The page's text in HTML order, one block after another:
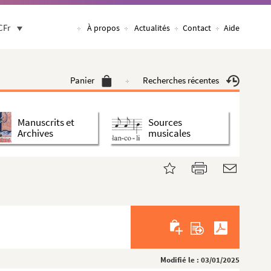
À propos Actualités Contact Aide
Panier Recherches récentes
Manuscrits et
Archives
Sources
musicales
Modifié le : 03/01/2025